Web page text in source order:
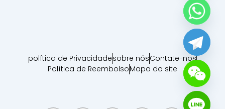
política de Privacidadesobre nósContate-nos
Política de ReembolsoMapa do site